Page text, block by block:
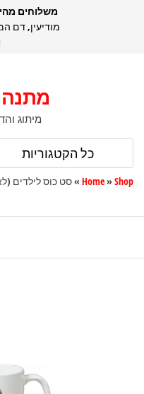
משלוחים
מודיעין, דם המכבים 41 |
מיתוג
Home» Shop
»סט כוס לילדים